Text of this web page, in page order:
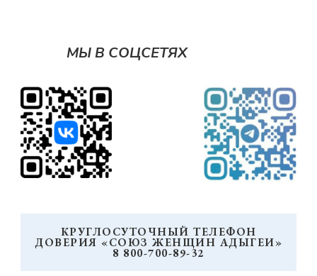
МЫ В СОЦСЕТЯХ
КРУГЛОСУТОЧНЫЙ ТЕЛЕФОН
ДОВЕРИЯ «СОЮЗ ЖЕНЩИН АДЫГЕИ»
8 800-700-89-32